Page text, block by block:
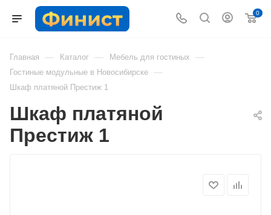
0
Главная — Каталог — Мебель для гостиных —
Гостиные модульные в Новосибирске —
Шкаф платяной Престиж 1
Шкаф платяной
Престиж 1